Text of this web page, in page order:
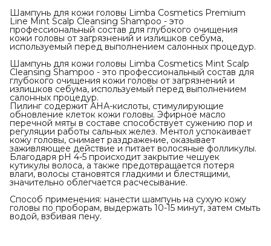
Шампунь для кожи головы Limba Cosmetics Premium
Line Mint Scalp Cleansing Shampoo - это
профессиональный состав для глубокого очищения
кожи головы от загрязнений и излишков себума,
используемый перед выполнением салонных процедур.
Шампунь для кожи головы Limba Cosmetics Mint Scalp
Cleansing Shampoo - это профессиональный состав для
глубокого очищения кожи головы от загрязнений и
излишков себума, используемый перед выполнением
салонных процедур.
Пилинг содержит АНА-кислоты, стимулирующие
обновление клеток кожи головы. Эфирное масло
перечной мяты в составе способствует сужению пор и
регуляции работы сальных желез. Ментол успокаивает
кожу головы, снимает раздражение, оказывает
заживляющее действие и питает волосяные фолликулы.
Благодаря рН 4-5 происходит закрытие чешуек
кутикулы волоса, а также предотвращается потеря
влаги, волосы становятся гладкими и блестящими,
значительно облегчается расчесывание.
Способ применения: нанести шампунь на сухую кожу
головы по проборам, выдержать 10-15 минут, затем смыть
водой, взбивая пену.